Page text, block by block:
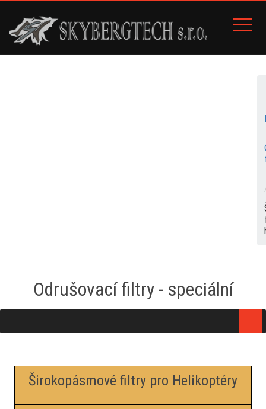
Odrušovací filtry - speciální
Širokopásmové filtry pro Helikoptéry